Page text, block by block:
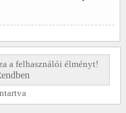
a felhasználói élményt!